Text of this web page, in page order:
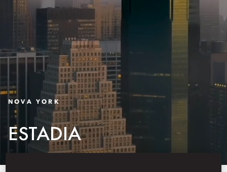
NOVA YORK
ESTADIA